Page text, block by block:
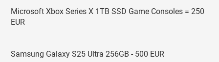
Microsoft Xbox Series X 1TB SSD Game Consoles = 250
EUR
Samsung Galaxy S25 Ultra 256GB - 500 EUR